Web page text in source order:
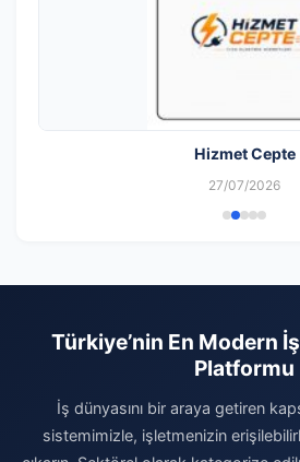
Hizmet Cepte
27/07/2026
Türkiye’nin En Modern
Platformu
İş dünyasını bir araya getiren
sistemimizle, işletmenizin